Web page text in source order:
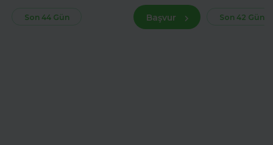
Son 44 Gün Başvur Son 42 Gün